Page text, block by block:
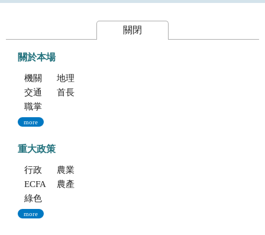
關閉
關於本場
機關簡介
地理位置及農業環境
交通指南
首長專區
職掌與組織編制
more
重大政策
行政院重大政策(連結至行政院)
農業部重大政策(連結至農業部)
ECFA專區
農產業保險(連結至農糧署)
綠色環境給付計畫(連結至農糧署)
more